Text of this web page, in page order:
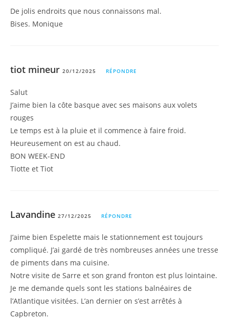
De jolis endroits que nous connaissons mal.
Bises. Monique
tiot mineur 20/12/2025 RÉPONDRE
Salut
J’aime bien la côte basque avec ses maisons aux volets
rouges
Le temps est à la pluie et il commence à faire froid.
Heureusement on est au chaud.
BON WEEK-END
Tiotte et Tiot
Lavandine 27/12/2025 RÉPONDRE
J’aime bien Espelette mais le stationnement est toujours
compliqué. J’ai gardé de très nombreuses années une tresse
de piments dans ma cuisine.
Notre visite de Sarre et son grand fronton est plus lointaine.
Je me demande quels sont les stations balnéaires de
l’Atlantique visitées. L’an dernier on s’est arrêtés à
Capbreton.